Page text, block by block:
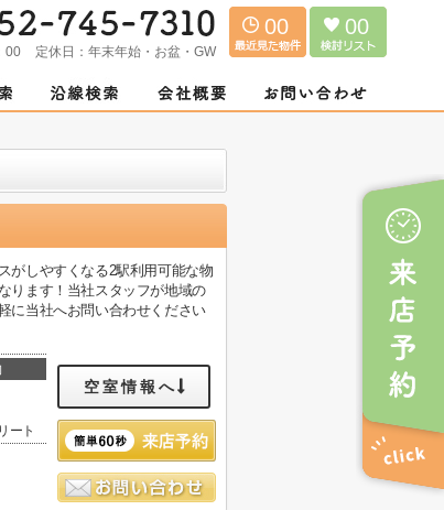
00 定休日： 年末年始・お盆・GW
00 00
がしやすくなる2駅利用可能な物
ります！当社スタッフが地域の
に当社へお問い合わせください
ート
空室情報へ